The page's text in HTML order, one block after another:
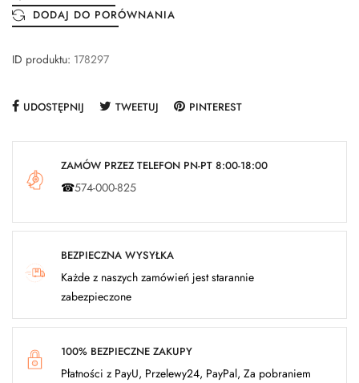
DODAJ DO PORÓWNANIA
ID produktu: 178297
UDOSTĘPNIJ TWEETUJ PINTEREST
ZAMÓW PRZEZ TELEFON PN-PT 8:00-18:00
☎574-000-825
BEZPIECZNA WYSYŁKA
Każde z naszych zamówień jest starannie
zabezpieczone
100% BEZPIECZNE ZAKUPY
Płatności z PayU, Przelewy24, PayPal, Za pobraniem